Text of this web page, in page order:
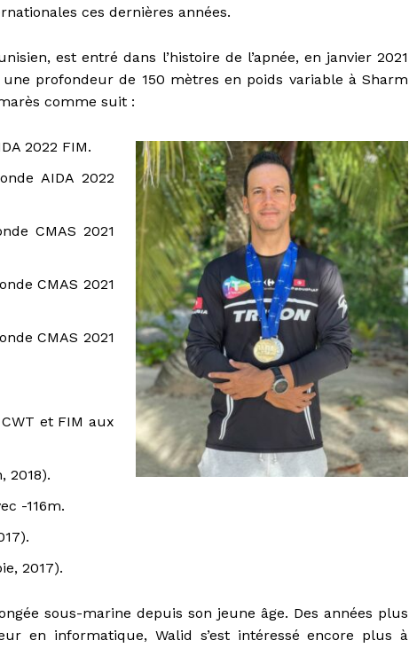
ces dernières années.
est entré dans l’histoire de l’apnée, en janvier 2021
profondeur de 150 mètres en poids variable à Sharm
comme suit :
2022 FIM.
AIDA 2022
CMAS 2021
CMAS 2021
CMAS 2021
et FIM aux
2018).
-116m.
2017).
sous-marine depuis son jeune âge. Des années plus
en informatique, Walid s’est intéressé encore plus à